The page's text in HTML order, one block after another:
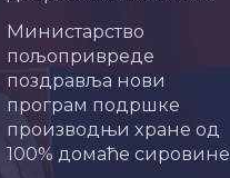
Министарство
пољопривреде
поздравља нови
програм подршке
производњи хране од
100% домаће сировине